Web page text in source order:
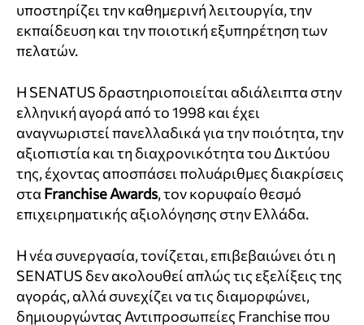
υποστηρίζει την καθημερινή λειτουργία, την
εκπαίδευση και την ποιοτική εξυπηρέτηση των
πελατών.
Η SENATUS δραστηριοποιείται αδιάλειπτα στην
ελληνική αγορά από το 1998 και έχει
αναγνωριστεί πανελλαδικά για την ποιότητα, την
αξιοπιστία και τη διαχρονικότητα του Δικτύου
της, έχοντας αποσπάσει πολυάριθμες διακρίσεις
στα Franchise Awards, τον κορυφαίο θεσμό
επιχειρηματικής αξιολόγησης στην Ελλάδα.
Η νέα συνεργασία, τονίζεται, επιβεβαιώνει ότι η
SENATUS δεν ακολουθεί απλώς τις εξελίξεις της
αγοράς, αλλά συνεχίζει να τις διαμορφώνει,
δημιουργώντας Αντιπροσωπείες Franchise που